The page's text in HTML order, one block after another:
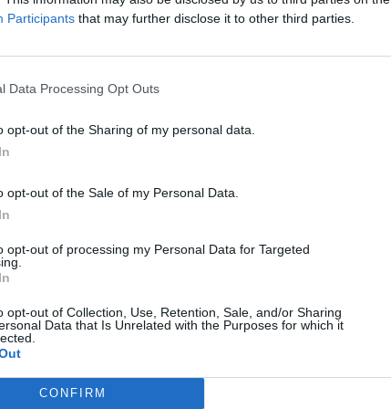
Participants that may further disclose it to other third parties.
Data Processing Opt Outs
opt-out of the Sharing of my personal data.
opt-out of the Sale of my Personal Data.
opt-out of processing my Personal Data for Targeted
opt-out of Collection, Use, Retention, Sale, and/or Sharing
Data that Is Unrelated with the Purposes for which it
CONFIRM
un 98% de filtración y resistencia frente a
fabricada íntegramente en España.
en boticas, durante todo lo que queda
entre todos sus colaboradores para que
la lucha de tantas mujeres frente al
preferida de Google
de actualidad.
Cofares